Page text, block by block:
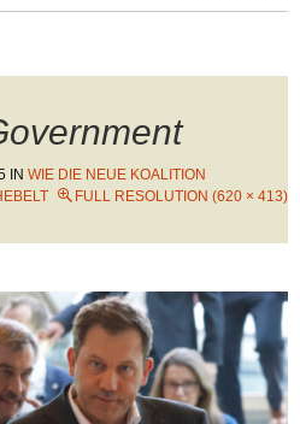
IN WIE DIE NEUE KOALITION
FULL RESOLUTION (620 × 413)